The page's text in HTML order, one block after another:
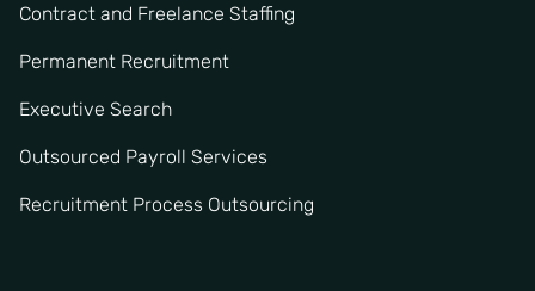
Contract and Freelance Staffing
Permanent Recruitment
Executive Search
Outsourced Payroll Services
Recruitment Process Outsourcing